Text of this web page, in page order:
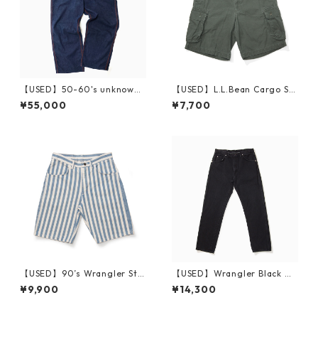
【USED】50-60's unknown
Denim Painter Pants 実寸 W
36 L27
¥55,000
【USED】L.L.Bean Cargo Sh
ort Pants W34
¥7,700
【USED】90’s Wrangler Stri
pe Short Pants W29 Made i
n USA
¥9,900
【USED】Wrangler Black De
nim Pants 96501CB 実寸 W3
3 L31 Made in USA
¥14,300